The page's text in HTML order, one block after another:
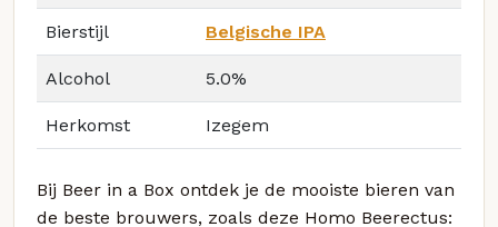
Bierstijl Belgische IPA
Alcohol 5.0%
Herkomst Izegem
Bij Beer in a Box ontdek je de mooiste bieren van
de beste brouwers, zoals deze Homo Beerectus: